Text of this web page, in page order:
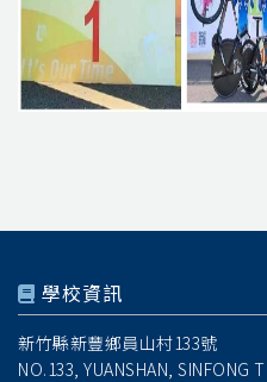
學校資訊
新竹縣新豐鄉員山村133號
NO.133, YUANSHAN, SINFONG